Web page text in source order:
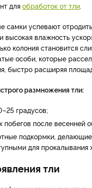
для обработок от тли
самки успевают
высокая влажность
колония становится
особи, которые
быстро расширяя
размножения тли:
градусов;
после весенней
подкормки,
для прокалывания
тли